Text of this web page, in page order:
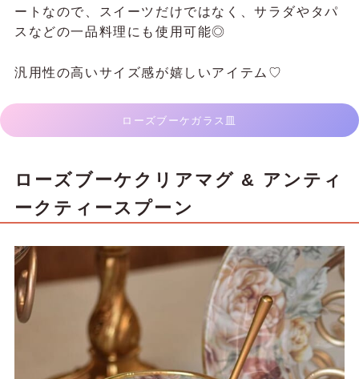
ートなので、スイーツだけではなく、サラダやタパ
スなどの一品料理にも使用可能◎
汎用性の高いサイズ感が嬉しいアイテム♡
ローズブーケガラス皿
ローズブーケクリアマグ & アンティ
ークティースプーン